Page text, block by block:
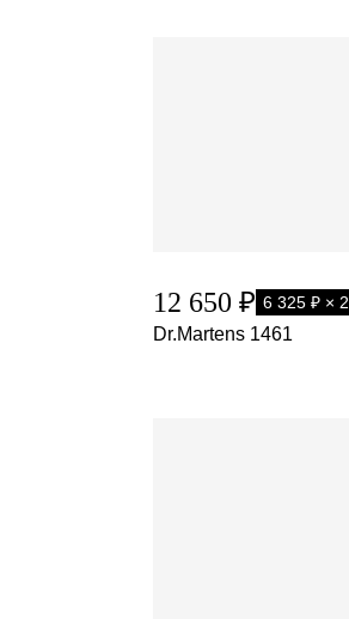
12 650 ₽ 6 325 ₽ × 2
Dr.Martens 1461